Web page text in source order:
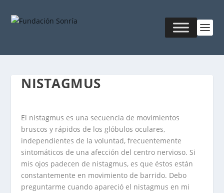
NISTAGMUS
El nistagmus es una secuencia de movimientos
bruscos y rápidos de los glóbulos oculares,
independientes de la voluntad, frecuentemente
sintomáticos de una afección del centro nervioso. Si
mis ojos padecen de nistagmus, es que éstos están
constantemente en movimiento de barrido. Debo
preguntarme cuando apareció el nistagmus en mi